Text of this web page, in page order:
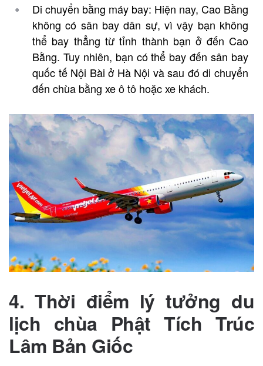
Di chuyển bằng máy bay: Hiện nay, Cao Bằng
không có sân bay dân sự, vì vậy bạn không
thể bay thẳng từ tỉnh thành bạn ở đến Cao
Bằng. Tuy nhiên, bạn có thể bay đến sân bay
quốc tế Nội Bài ở Hà Nội và sau đó di chuyển
đến chùa bằng xe ô tô hoặc xe khách.
4. Thời điểm lý tưởng du
lịch chùa Phật Tích Trúc
Lâm Bản Giốc